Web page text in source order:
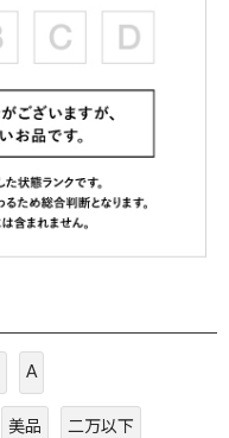
A
美品 二万以下